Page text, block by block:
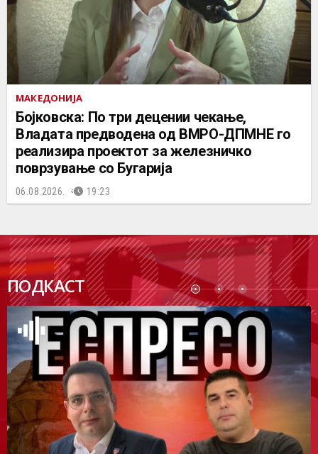
МАКЕДОНИЈА
Бојковска: По три децении чекање,
Владата предводена од ВМРО-ДПМНЕ го
реализира проектот за железничко
поврзување со Бугарија
06.08.2026. 19:23
ПОДКАСТ
ПОДК
АСТ